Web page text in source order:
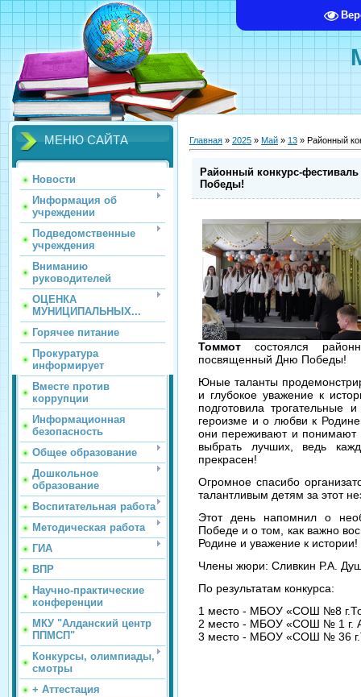
МЕНЮ САЙТА
Новости
Информация об
учреждении
Подведомственные
учреждения
Вниманию
руководителей
ОЦЕНКА
МУНИЦИПАЛЬНЫХ...
Горячее питание
Прокуратура
информирует
Вместе против
коррупции
Информационная
безопасность
Общее образование
Дошкольное
образование
Воспитательная работа
Методическая работа
ГИА
ВПР
Научно-практические
конференции
МКУ "Алданский центр
ППМСП"
Конкурсы, олимпиады,
смотры
+ Аттестация
Главная » 2025 » Май » 13 » Районный
Районный конкурс-
Победы!
Томмот состоялся
посвященный Дню Победы!
Юные таланты
и глубокое уважение к
подготовила
героизме и о любви к
они переживают и
выбрать лучших, ведь
прекрасен!
Огромное спасибо
талантливым детям за этот
Этот день напомнил о
Победе и о том, как важно
Родине и уважение к истории!
Члены жюри: Сливкин Р.А.
По результатам конкурса:
1 место - МБОУ «СОШ №8
2 место - МБОУ «СОШ № 1 г.
3 место - МБОУ «СОШ № 36